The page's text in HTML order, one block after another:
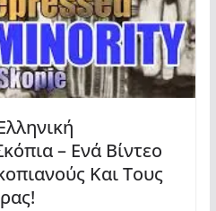
– Ενά Βίντεο
Και Τους